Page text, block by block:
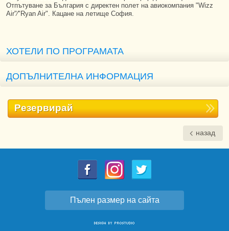
Отпътуване за България с директен полет на авиокомпания "Wizz
Аir"∕"Ryan Air". Кацане на летище София.
ХОТЕЛИ ПО ПРОГРАМАТА
ДОПЪЛНИТЕЛНА ИНФОРМАЦИЯ
Резервирай
назад
Пълен размер на сайта